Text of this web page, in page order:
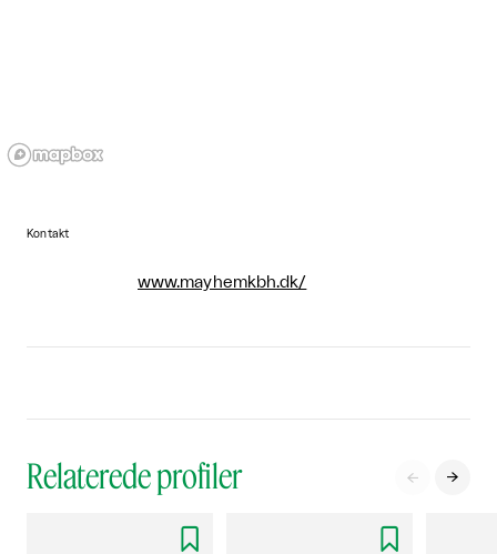
Kontakt
www.mayhemkbh.dk/
Relaterede profiler  
 